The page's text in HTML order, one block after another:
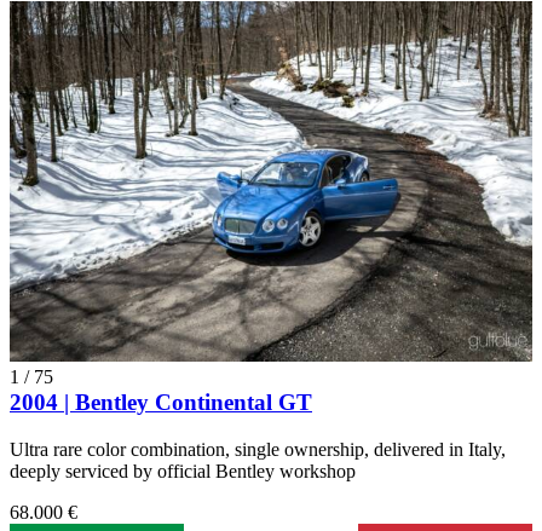
1 / 75
2004 | Bentley Continental GT
Ultra rare color combination, single ownership, delivered in Italy,
deeply serviced by official Bentley workshop
68.000 €